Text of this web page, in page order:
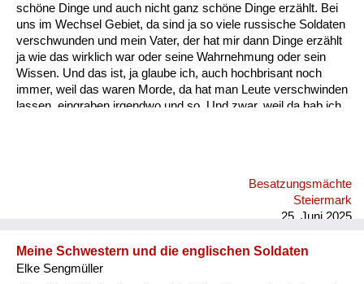
schöne Dinge und auch nicht ganz schöne Dinge erzählt. Bei
uns im Wechsel Gebiet, da sind ja so viele russische Soldaten
verschwunden und mein Vater, der hat mir dann Dinge erzählt
ja wie das wirklich war oder seine Wahrnehmung oder sein
Wissen. Und das ist, ja glaube ich, auch hochbrisant noch
immer, weil das waren Morde, da hat man Leute verschwinden
lassen, eingraben irgendwo und so. Und zwar, weil da hab ich
Seppling-Karndorf haben sich die Bauern dann getroffen, weil
er war der der höchstgelegene Bauernhof, am nächs...
Besatzungsmächte
Steiermark
25. Juni 2025
Meine Schwestern und die englischen Soldaten
Elke Sengmüller